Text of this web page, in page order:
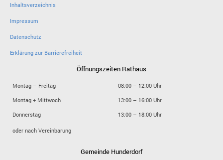
Inhaltsverzeichnis
Impressum
Datenschutz
Erklärung zur Barrierefreiheit
Öffnungszeiten Rathaus
Montag – Freitag
08:00 – 12:00 Uhr
Montag + Mittwoch
13:00 – 16:00 Uhr
Donnerstag
13:00 – 18:00 Uhr
oder nach Vereinbarung
Gemeinde Hunderdorf